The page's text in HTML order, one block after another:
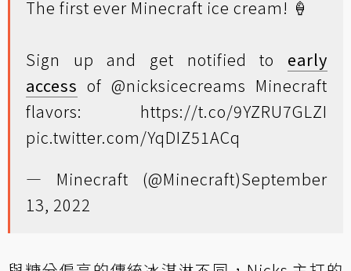
The first ever Minecraft ice cream! 🍦
Sign up and get notified to early
access of @nicksicecreams Minecraft
flavors: https://t.co/9YZRU7GLZI
pic.twitter.com/YqDIZ51ACq
— Minecraft (@Minecraft)September
13, 2022